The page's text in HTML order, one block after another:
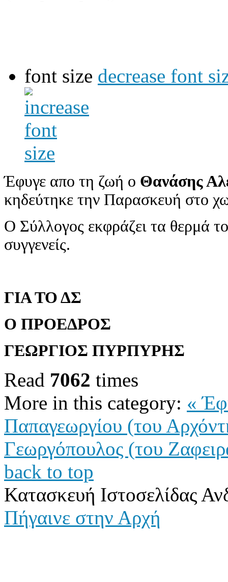
font size decrease font
Έφυγε απο τη ζωή ο Θανάσης
κηδεύτηκε την Παρασκευή στο
Ο Σύλλογος εκφράζει τα θερμά
συγγενείς.
ΓΙΑ ΤΟ ΔΣ
Ο ΠΡΟΕΔΡΟΣ
ΓΕΩΡΓΙΟΣ ΠΥΡΠΥΡΗΣ
Read 7062 times
More in this category: «
Παπαγεωργίου (του
Γεωργόπουλος (του
back to top
Κατασκευή Ιστοσελίδας
Πήγαινε στην Αρχή